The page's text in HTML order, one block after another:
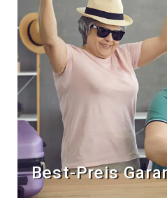
Best-Preis